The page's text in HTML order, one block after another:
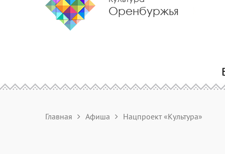
Оренбуржья
Главная Афиша Нацпроект «Культура»